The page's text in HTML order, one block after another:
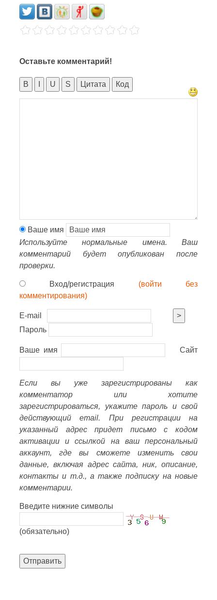
Оставьте комментарий!
B U S Цитата Код
Ваше имя
Используйте нормальные имена. Ваш
комментарий будет опубликован после
проверки.
Вход/регистрация (войти без
комментирования)
E-mail
>
Пароль
Ваше имя Сайт
Если вы уже зарегистрированы как
комментатор или хотите
зарегистрироваться, укажите пароль и свой
действующий email. При регистрации на
указанный адрес придет письмо с кодом
активации и ссылкой на ваш персональный
аккаунт, где вы сможете изменить свои
данные, включая адрес сайта, ник, описание,
контакты и т.д., а также подписку на новые
комментарии.
Введите нижние символы
(обязательно)
Отправить